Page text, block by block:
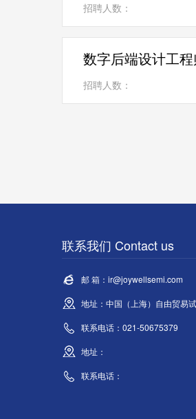
招聘人数：
数字后端设计工
招聘人数：
联系我们 Contact us
邮 箱：ir@joywellsemi.com
地址：中国（上海）自由贸易
联系电话：021-50675379
地址：
联系电话：